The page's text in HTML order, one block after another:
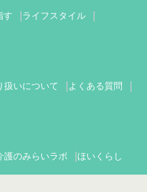
す ライフスタイル
扱いについて よくある質問
護のみらいラボ ほいくらし